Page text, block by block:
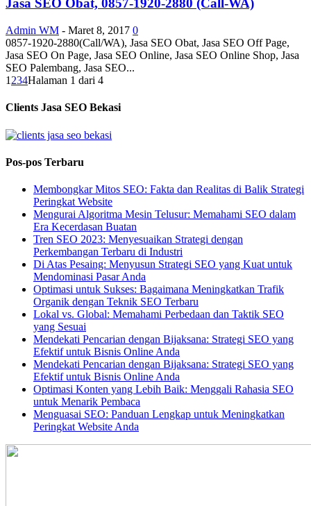
Jasa SEO Obat, 0857-1920-2880 (Call-WA)
Admin WM - Maret 8, 2017 0
0857-1920-2880(Call/WA), Jasa SEO Obat, Jasa SEO Off Page,
Jasa SEO On Page, Jasa SEO Online, Jasa SEO Online Shop, Jasa
SEO Palembang, Jasa SEO...
1 234Halaman 1 dari 4
Clients Jasa SEO Bekasi
Pos-pos Terbaru
Membongkar Mitos SEO: Fakta dan Realitas di Balik Strategi
Peringkat Website
Mengurai Algoritma Mesin Telusur: Memahami SEO dalam
Era Kecerdasan Buatan
Tren SEO 2023: Menyesuaikan Strategi dengan
Perkembangan Terbaru di Industri
Di Atas Pesaing: Menyusun Strategi SEO yang Kuat untuk
Mendominasi Pasar Anda
Optimasi untuk Sukses: Bagaimana Meningkatkan Trafik
Organik dengan Teknik SEO Terbaru
Lokal vs. Global: Memahami Perbedaan dan Taktik SEO
yang Sesuai
Mendekati Pencarian dengan Bijaksana: Strategi SEO yang
Efektif untuk Bisnis Online Anda
Mendekati Pencarian dengan Bijaksana: Strategi SEO yang
Efektif untuk Bisnis Online Anda
Optimasi Konten yang Lebih Baik: Menggali Rahasia SEO
untuk Menarik Pembaca
Menguasai SEO: Panduan Lengkap untuk Meningkatkan
Peringkat Website Anda